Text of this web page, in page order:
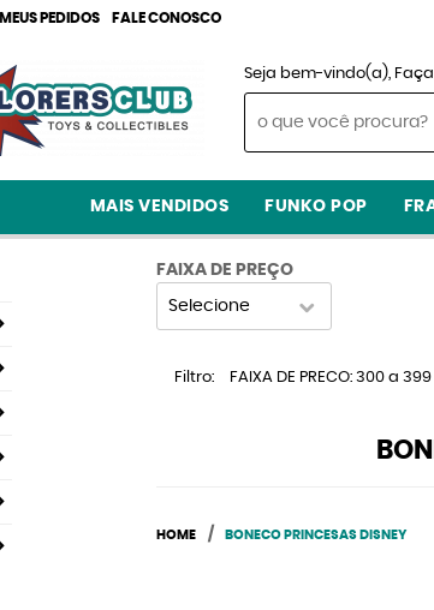
MEUS PEDIDOS FALE CONOSCO
Seja bem-vindo(a),
MAIS VENDIDOS FUNKO POP
FAIXA DE PREÇO
Selecione
Filtro FAIXA DE PRECO: 300 a 399
HOME BONECO PRINCESAS DISNEY